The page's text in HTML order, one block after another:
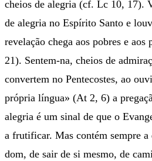
cheios de alegria (cf. Lc 10, 17).
de alegria no Espírito Santo e
revelação chega aos pobres e
21). Sentem-na, cheios de
convertem no Pentecostes, ao
própria língua» (At 2, 6) a
alegria é um sinal de que o
a frutificar. Mas contém sempre
dom, de sair de si mesmo, de